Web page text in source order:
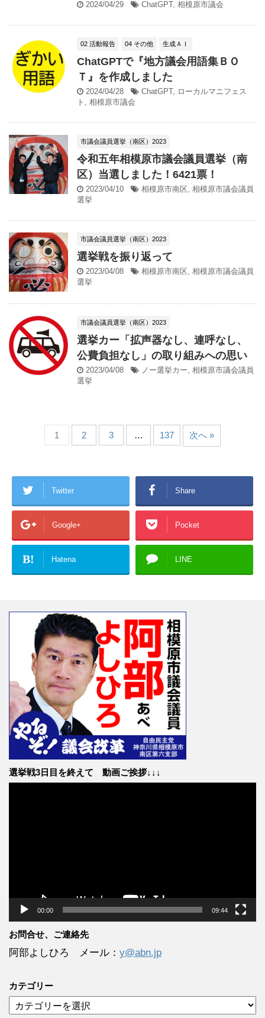
2024/04/29 ChatGPT, 相模原市議会
02 活動報告 04 その他 生成ＡＩ
ChatGPTで『地方議会用語集ＢＯ
Ｔ』を作成しました
2024/04/28 ChatGPT, ローカルマニフェス
ト , 相模原市議会
市議会議員選挙（南区）2023
令和五年相模原市議会議員選挙（南
区）当選しました！6421票！
2023/04/10 相模原市南区, 相模原市議会議員
選挙
市議会議員選挙（南区）2023
選挙戦を振り返って
2023/04/08 相模原市南区, 相模原市議会議員
選挙
市議会議員選挙（南区）2023
選挙カー「拡声器なし、連呼なし、
公費負担なし」の取り組みへの思い
2023/04/08 ノー選挙カー, 相模原市議会議員
選挙
1 2 3 … 137 次へ »
Twitter Share
Google+ Pocket
B! Hatena LINE
選挙戦3日目を終えて 動画ご挨拶↓↓↓
00:00 09:44
お問合せ、ご連絡先
阿部よしひろ メール： y@abn.jp
カテゴリー
テ